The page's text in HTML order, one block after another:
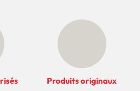
Produits originaux